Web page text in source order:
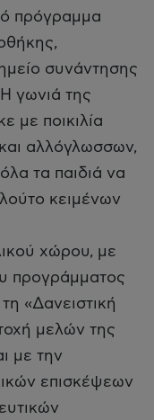
πρόγραμμα
συνάντησης
γωνιά της
με ποικιλία
αλλόγλωσσων,
τα παιδιά να
κειμένων
χώρου, με
προγράμματος
«Δανειστική
μελών της
με την
επισκέψεων